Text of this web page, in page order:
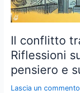
Il conflitto
Riflessioni
pensiero e
Lascia un commento